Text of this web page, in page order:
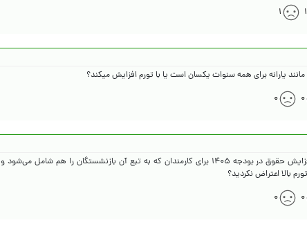
۱ ۱
مانند یارانه برای همه سنوات یکسان است یا با تورم افزایش میکند؟
۰ ۰
آقای میدری! هنگام تصویب افزایش حقوق در بودجه ۱۴۰۵ برای کارمندان که به تبع آن
بالا اعتراض نکردید؟
۰ ۰